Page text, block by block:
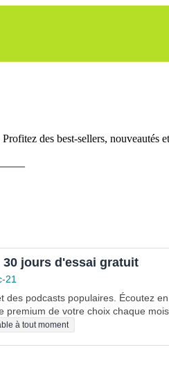
des best-sellers, nouveautés
jours d'essai gratuit
21
des podcasts populaires. Écoutez
de votre choix chaque mois.
à tout moment